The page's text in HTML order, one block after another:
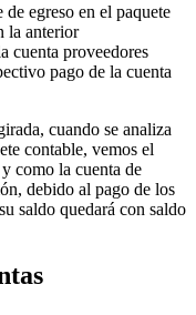
egreso en el paquete
la anterior
cuenta proveedores
pago de la cuenta
cuando se analiza
contable, vemos el
como la cuenta de
debido al pago de los
saldo quedará con saldo